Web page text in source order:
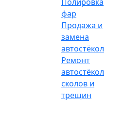
фар
Продажа и
замена
автостёкол
Ремонт
автостёкол
сколов и
трещин